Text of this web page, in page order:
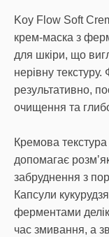
Koy Flow Soft
крем-маска з
для шкіри, що
нерівну
результативно,
очищення та
Кремова
допомагає
забруднення з
Капсули
ферментами
час змивання, а